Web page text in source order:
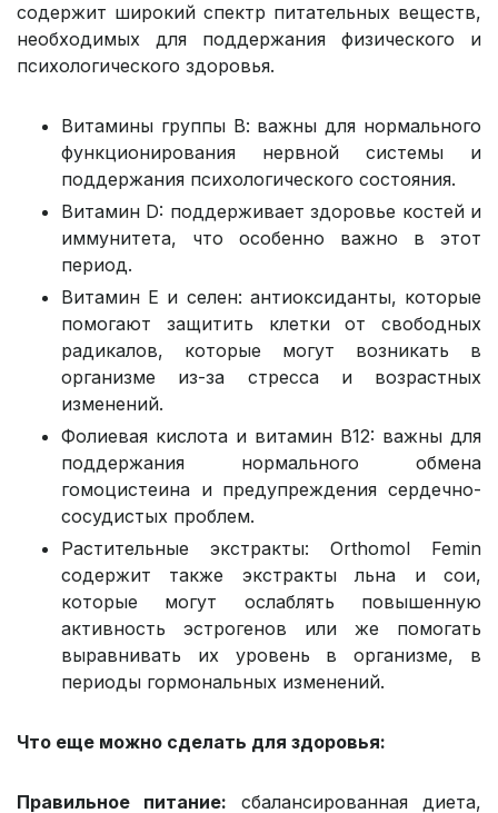
содержит широкий спектр питательных веществ,
необходимых для поддержания физического и
психологического здоровья.
Витамины группы В: важны для нормального
функционирования нервной системы и
поддержания психологического состояния.
Витамин D: поддерживает здоровье костей и
иммунитета, что особенно важно в этот
период.
Витамин Е и селен: антиоксиданты, которые
помогают защитить клетки от свободных
радикалов, которые могут возникать в
организме из-за стресса и возрастных
изменений.
Фолиевая кислота и витамин B12: важны для
поддержания нормального обмена
гомоцистеина и предупреждения сердечно-
сосудистых проблем.
Растительные экстракты: Orthomol Femin
содержит также экстракты льна и сои,
которые могут ослаблять повышенную
активность эстрогенов или же помогать
выравнивать их уровень в организме, в
периоды гормональных изменений.
Что еще можно сделать для здоровья:
Правильное питание: сбалансированная диета,